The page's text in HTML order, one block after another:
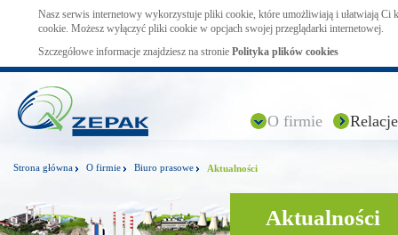
Nasz serwis internetowy wykorzystuje pliki cookie, które umożliwiają i ułatwiają Ci
cookie. Możesz wyłączyć pliki cookie w opcjach swojej przeglądarki internetowej.
Szczegółowe informacje znajdziesz na stronie Polityka plików cookies
O firmie
Strona główna O firmie Biuro prasowe Aktualności
Aktualności